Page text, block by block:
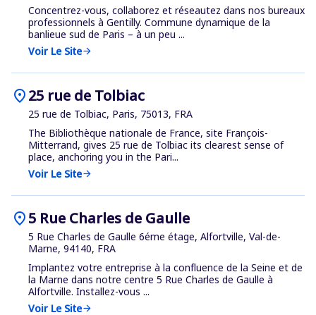
Concentrez-vous, collaborez et réseautez dans nos bureaux
professionnels à Gentilly. Commune dynamique de la
banlieue sud de Paris – à un peu ...
Voir Le Sitearrow_forward
location_on25 rue de Tolbiac
25 rue de Tolbiac, Paris, 75013, FRA
The Bibliothèque nationale de France, site François-
Mitterrand, gives 25 rue de Tolbiac its clearest sense of
place, anchoring you in the Pari...
Voir Le Sitearrow_forward
location_on5 Rue Charles de Gaulle
5 Rue Charles de Gaulle 6éme étage, Alfortville, Val-de-
Marne, 94140, FRA
Implantez votre entreprise à la confluence de la Seine et de
la Marne dans notre centre 5 Rue Charles de Gaulle à
Alfortville. Installez-vous ...
Voir Le Sitearrow_forward